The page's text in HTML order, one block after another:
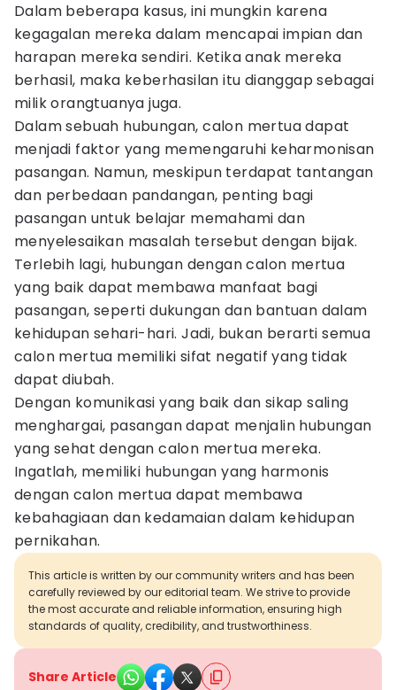
Dalam beberapa kasus, ini mungkin karena
kegagalan mereka dalam mencapai impian dan
harapan mereka sendiri. Ketika anak mereka
berhasil, maka keberhasilan itu dianggap sebagai
milik orangtuanya juga.
Dalam sebuah hubungan, calon mertua dapat
menjadi faktor yang memengaruhi keharmonisan
pasangan. Namun, meskipun terdapat tantangan
dan perbedaan pandangan, penting bagi
pasangan untuk belajar memahami dan
menyelesaikan masalah tersebut dengan bijak.
Terlebih lagi, hubungan dengan calon mertua
yang baik dapat membawa manfaat bagi
pasangan, seperti dukungan dan bantuan dalam
kehidupan sehari-hari. Jadi, bukan berarti semua
calon mertua memiliki sifat negatif yang tidak
dapat diubah.
Dengan komunikasi yang baik dan sikap saling
menghargai, pasangan dapat menjalin hubungan
yang sehat dengan calon mertua mereka.
Ingatlah, memiliki hubungan yang harmonis
dengan calon mertua dapat membawa
kebahagiaan dan kedamaian dalam kehidupan
pernikahan.
This article is written by our community writers and has been
carefully reviewed by our editorial team. We strive to provide
the most accurate and reliable information, ensuring high
standards of quality, credibility, and trustworthiness.
Share Article